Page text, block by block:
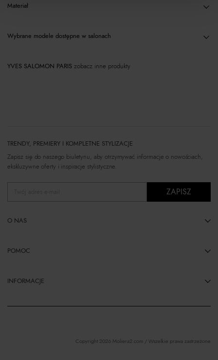
Materiał
Wybrane modele dostępne w salonach
YVES SALOMON PARIS zobacz inne produkty
TRENDY, PREMIERY I KOMPLETNE STYLIZACJE
Zapisz się do naszego biuletynu, aby otrzymywać informacje o nowościach,
ekskluzywne oferty i inspiracje stylistyczne.
ZAPISZ
O NAS
POMOC
INFORMACJE
Copyright 2026 Moliera2.com / Wszelkie prawa zastrzeżone